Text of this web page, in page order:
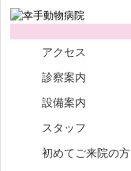
アクセス
診察案内
設備案内
スタッフ
初めてご来院の方